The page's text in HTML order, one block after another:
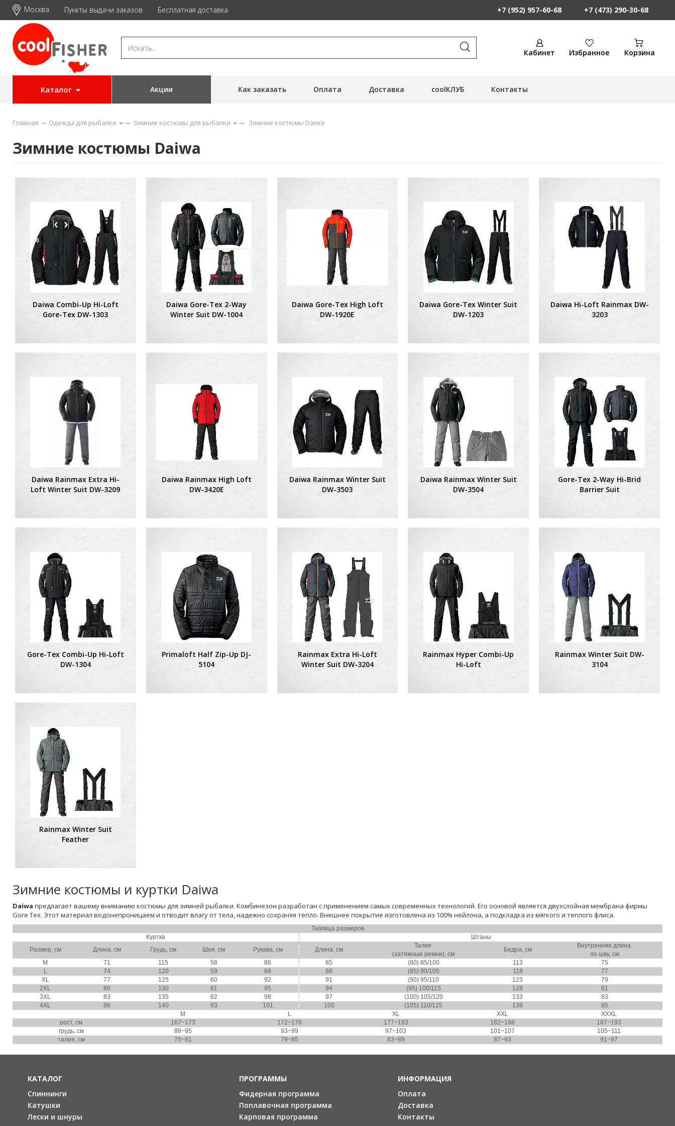
Москва Пункты выдачи заказов Бесплатная доставка +7 (952) 957-60-68 +7 (473) 290-30-68
Кабинет Избранное Корзина
Каталог Как заказать Оплата Доставка coolКЛУБ Контакты
Акции
Главная Одежда для рыбалки Зимние костюмы для рыбалки Зимние костюмы Daiwa
Зимние костюмы Daiwa
Daiwa Combi-Up Hi-Loft
Gore-Tex DW-1303
Daiwa Gore-Tex 2-Way
Winter Suit DW-1004
Daiwa Gore-Tex High Loft
DW-1920E
Daiwa Gore-Tex Winter Suit
DW-1203
Daiwa Hi-Loft Rainmax DW-
3203
Daiwa Rainmax Extra Hi-
Loft Winter Suit DW-3209
Daiwa Rainmax High Loft
DW-3420E
Daiwa Rainmax Winter Suit
DW-3503
Daiwa Rainmax Winter Suit
DW-3504
Gore-Tex 2-Way Hi-Brid
Barrier Suit
Gore-Tex Combi-Up Hi-Loft
DW-1304
Primaloft Half Zip-Up DJ-
5104
Rainmax Extra Hi-Loft
Winter Suit DW-3204
Rainmax Hyper Combi-Up
Hi-Loft
Rainmax Winter Suit DW-
3104
Rainmax Winter Suit
Feather
Зимние костюмы и куртки Daiwa
Daiwa предлагает вашему вниманию костюмы для зимней рыбалки. Комбинезон разработан с применением самых современных технологий. Его основой является двухслойная мембрана фирмы
Gore Tex. Этот материал водонепроницаем и отводит влагу от тела, надежно сохраняя тепло. Внешнее покрытие изготовлена из 100% нейлона, а подкладка из мягкого и теплого флиса.
Таблица размеров
Куртка
Штаны
Размер, см
Длина, см Грудь, см Шея, см Рукава, см Длина, см
Талия
(затяжные ремни), см
Бедра, см
Внутренняя длина
по шву, см
M
71 115 58 86 85 (80) 85/100 113
75
L
74 120 59 89 88 (85) 90/105 118
77
XL
77 125 60 92 91 (90) 95/110 123
79
2XL
80 130 61 95 94 (95) 100/115 128
81
3XL
83 135 62 98 97 (100) 105/120 133
83
4XL
86 140 63 101 100 (105) 110/125 138
85
M
L XL XXL
XXXL
рост, см
167~173 172~178 177~183 182~188
187~193
грудь, см
89~95 93~99 97~103 101~107
105~111
талия, см
75~81 79~85 83~89 87~93 91~97
КАТАЛОГ
Спиннинги
Катушки
Лески и шнуры
ПРОГРАММЫ
Фидерная программа
Поплавочная программа
Карповая программа
ИНФОРМАЦИЯ
Оплата
Доставка
Контакты